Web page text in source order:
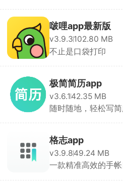
啵哩app最新版
v3.9.3102.80 MB
不止是口袋打印
极简简历app
v3.6.1 42.35 MB
随时随地，轻松写简
格志app
v3.9.849.24 MB
一款精准高效的手